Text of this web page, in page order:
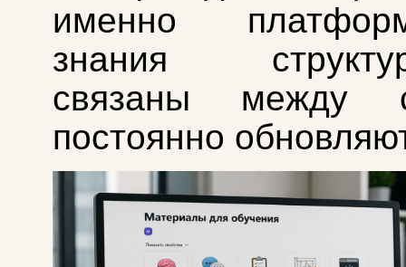
именно
знания
связаны между
постоянно